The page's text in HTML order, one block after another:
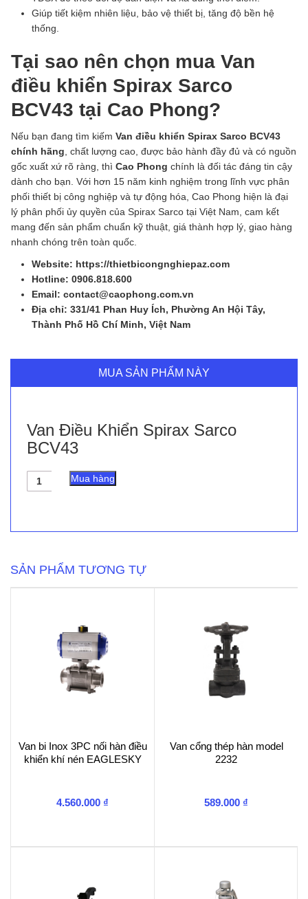
Giúp tiết kiệm nhiên liệu, bảo vệ thiết bị, tăng độ bền hệ
thống.
Tại sao nên chọn mua Van
điều khiển Spirax Sarco
BCV43 tại Cao Phong?
Nếu bạn đang tìm kiếm Van điều khiển Spirax Sarco BCV43
chính hãng , chất lượng cao, được bảo hành đầy đủ và có nguồn
gốc xuất xứ rõ ràng, thì Cao Phong chính là đối tác đáng tin cậy
dành cho bạn. Với hơn 15 năm kinh nghiệm trong lĩnh vực phân
phối thiết bị công nghiệp và tự động hóa, Cao Phong hiện là đại
lý phân phối ủy quyền của Spirax Sarco tại Việt Nam, cam kết
mang đến sản phẩm chuẩn kỹ thuật, giá thành hợp lý, giao hàng
nhanh chóng trên toàn quốc.
Website: https://thietbicongnghiepaz.com
Hotline: 0906.818.600
Email: contact@caophong.com.vn
Địa chỉ: 331/41 Phan Huy Ích, Phường An Hội Tây,
Thành Phố Hồ Chí Minh, Việt Nam
MUA SẢN PHẨM NÀY
Van Điều Khiển Spirax Sarco
BCV43
Van
Điều
Mua hàng
SẢN PHẨM TƯƠNG TỰ
Van bi Inox 3PC nối hàn điều
khiển khí nén EAGLESKY
4.560.000 ₫
Van cổng thép hàn model
2232
589.000 ₫